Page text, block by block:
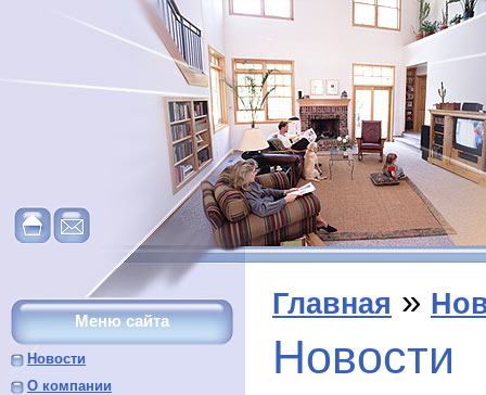
Меню сайта
Новости
О компании
Главная »
Новости